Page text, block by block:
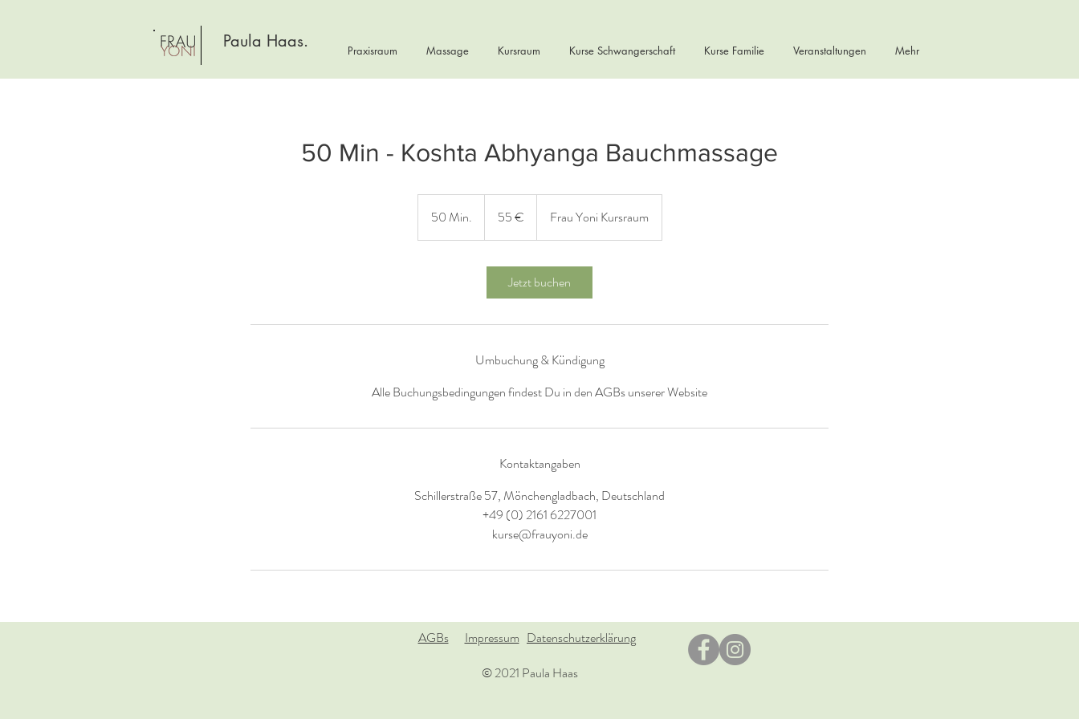
Paula Haas. Praxisraum Massage Kursraum Kurse Schwangerschaft Kurse Familie Veranstaltungen Mehr
50 Min - Koshta Abhyanga Bauchmassage
50 Min.
0
55 € Frau Yoni Kursraum
Jetzt buchen
Umbuchung & Kündigung
Alle Buchungsbedingungen findest Du in den AGBs unserer Website
Kontaktangaben
Schillerstraße 57, Mönchengladbach, Deutschland
+49 (0) 2161 6227001
kurse@frauyoni.de
Impressum Datenschutzerklärung
© 2021 Paula Haas
AGBs